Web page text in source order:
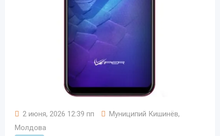
2 июня, 2026 12:39 пп Муниципий Кишинёв,
Молдова